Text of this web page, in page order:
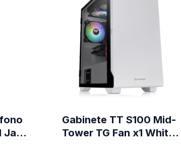
Jack
Gabinete TT S100 Mid-
Tower TG Fan x1 White